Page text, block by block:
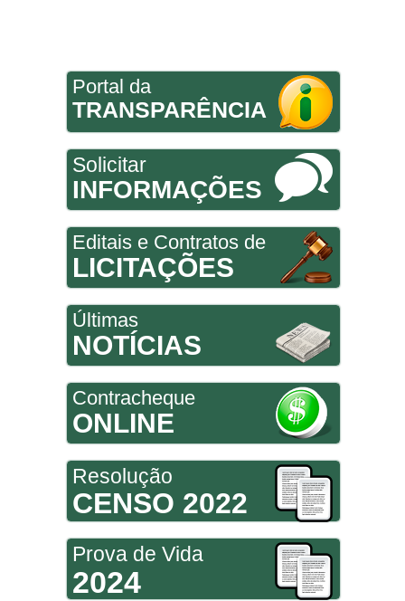
Portal da
TRANSPARÊNCIA
Solicitar
INFORMAÇÕES
Editais e Contratos de
LICITAÇÕES
Últimas
NOTÍCIAS
Contracheque
ONLINE
Resolução
CENSO 2022
Prova de Vida
2024